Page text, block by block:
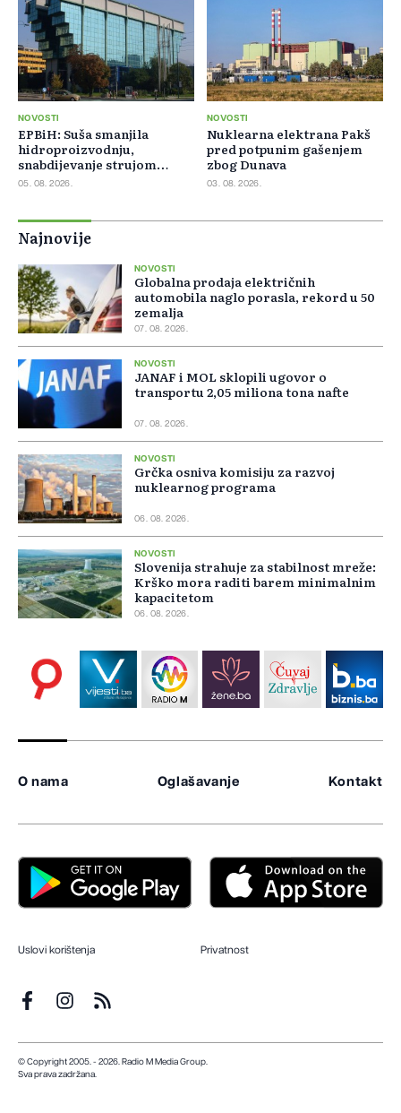
NOVOSTI
EPBiH: Suša smanjila
hidroproizvodnju,
snabdijevanje strujom
ostaje stabilno
05. 08. 2026.
NOVOSTI
Nuklearna elektrana Pakš
pred potpunim gašenjem
zbog Dunava
03. 08. 2026.
Najnovije
NOVOSTI
Globalna prodaja električnih
automobila naglo porasla, rekord u 50
zemalja
07. 08. 2026.
NOVOSTI
JANAF i MOL sklopili ugovor o
transportu 2,05 miliona tona nafte
07. 08. 2026.
NOVOSTI
Grčka osniva komisiju za razvoj
nuklearnog programa
06. 08. 2026.
NOVOSTI
Slovenija strahuje za stabilnost mreže:
Krško mora raditi barem minimalnim
kapacitetom
06. 08. 2026.
O nama Oglašavanje Kontakt
Uslovi korištenja Privatnost
© Copyright 2005. - 2026. Radio M Media Group.
Sva prava zadržana.